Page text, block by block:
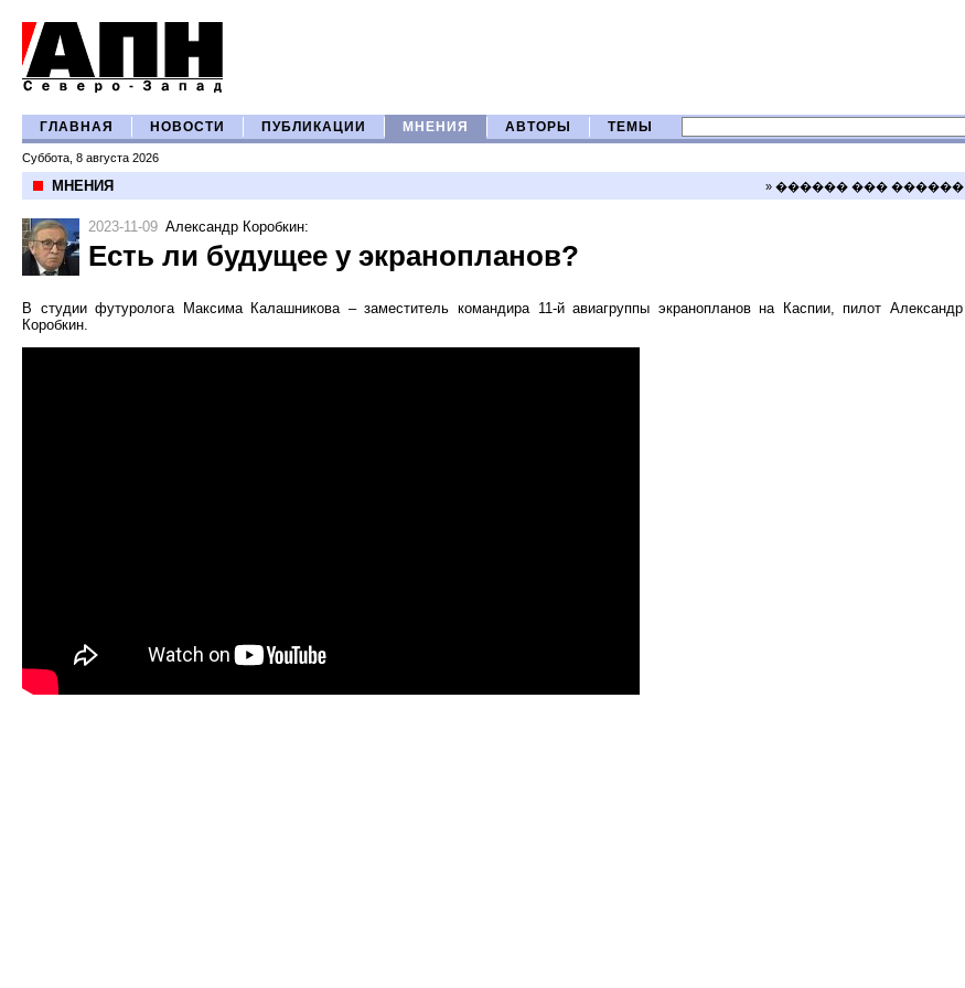
ГЛАВНАЯ НОВОСТИ ПУБЛИКАЦИИ МНЕНИЯ АВТОРЫ ТЕМЫ
Суббота, 8 августа 2026
МНЕНИЯ » ������ ��� ������
2023-11-09 Александр Коробкин:
Есть ли будущее у экранопланов?
В студии футуролога Максима Калашникова – заместитель командира 11-й авиагруппы экранопланов на Каспии, пилот Александр
Коробкин.